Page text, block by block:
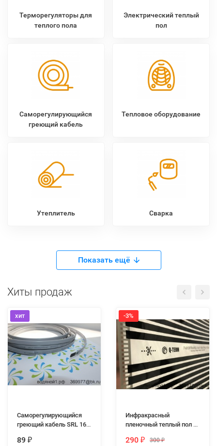
Терморегуляторы для
теплого пола
Электрический теплый
пол
Саморегулирующийся
греющий кабель
Тепловое оборудование
Утеплитель Сварка
Показать ещё
Хиты продаж
хит
Саморегулирующийся
греющий кабель SRL 16-
89 ₽
-3%
Инфракрасный
пленочный теплый пол Q-
290 ₽ 300 ₽